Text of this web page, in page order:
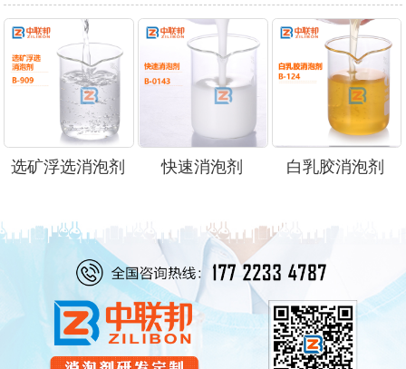
选矿浮选消泡剂 快速消泡剂 白乳胶消泡剂